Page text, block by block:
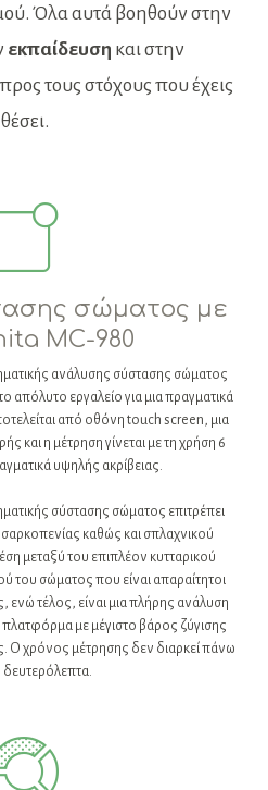
Όλα αυτά βοηθούν στην
εκπαίδευση και στην
τους στόχους που έχεις
θέσει.
σώματος με
ΜC-980
ανάλυσης σύστασης σώματος
απόλυτο εργαλείο για μια πραγματικά
από οθόνη touch screen, μια
και η μέτρηση γίνεται με τη χρήση 6
υψηλής ακρίβειας.
σύστασης σώματος επιτρέπει
καθώς και σπλαχνικού
μεταξύ του επιπλέον κυτταρικού
του σώματος που είναι απαραίτητοι
ενώ τέλος, είναι μια πλήρης ανάλυση
με μέγιστο βάρος ζύγισης
Ο χρόνος μέτρησης δεν διαρκεί πάνω